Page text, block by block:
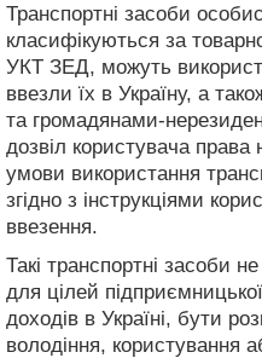
Транспортні засоби
класифікуються за
УКТ ЗЕД, можуть
ввезли їх в Україну, а
та громадянами-
дозвіл користувача
умови використання
згідно з інструкціями
ввезення.
Такі транспортні засоби
для цілей
доходів в Україні, бути
володіння, користування